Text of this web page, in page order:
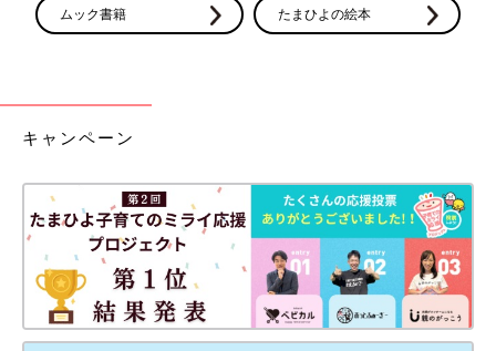
「持ち歩きにも◎」春に大活躍の羽織り
もの4選
今回ご紹介するのは、しまむらでゲットできる
ル店員ライターおすすめ★春アウター5
選
寒い日と暖かい日、気温が定まらない時期には
羽織りが活躍しますよね。肌寒いときにパッと
羽織れるジャケットやカーデは、何枚あっても
助かること間違いなし！そこで今回は元アパレ
ル店員ライターが、カジュアルにもキレイめに
も使える、おすすめ春アウターをご紹介♪ おす
すめの活用テクもいっしょにご覧ください。
しまむらでは、プチプラなのにデザイン性が高く、着まわし力抜
群のアイテムがたくさん販売されています。どれも1着持ってい
ればコーデの幅が広がるものばかり。ぜひこの春は、しまむらの
ムック書籍 たまひよの絵本
キャンペーン